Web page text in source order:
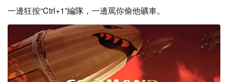
一邊狂按“Ctrl+1”編隊，一邊罵你偷他礦車。